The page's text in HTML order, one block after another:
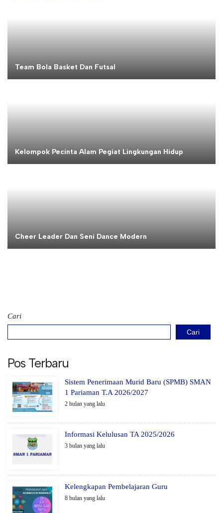
Team Bola Basket Dan Futsal
Kelompok Pecinta Alam Pegiat Lingkungan Hidup
Cheer Leader Dan Seni Dance Modern
Cari
Cari
Pos Terbaru
Sistem Penerimaan Murid Baru (SPMB) SMAN
1 Pariaman T.A 2026/2027
2 bulan yang lalu
Informasi Kelulusan TA 2025/2026
3 bulan yang lalu
Kelengkapan Pembelajaran Guru
8 bulan yang lalu